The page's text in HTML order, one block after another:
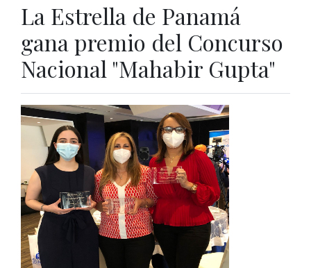
La Estrella de Panamá
gana premio del Concurso
Nacional "Mahabir Gupta"